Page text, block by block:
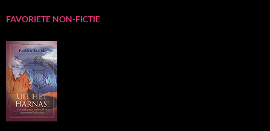
FAVORIETE NON-FICTIE